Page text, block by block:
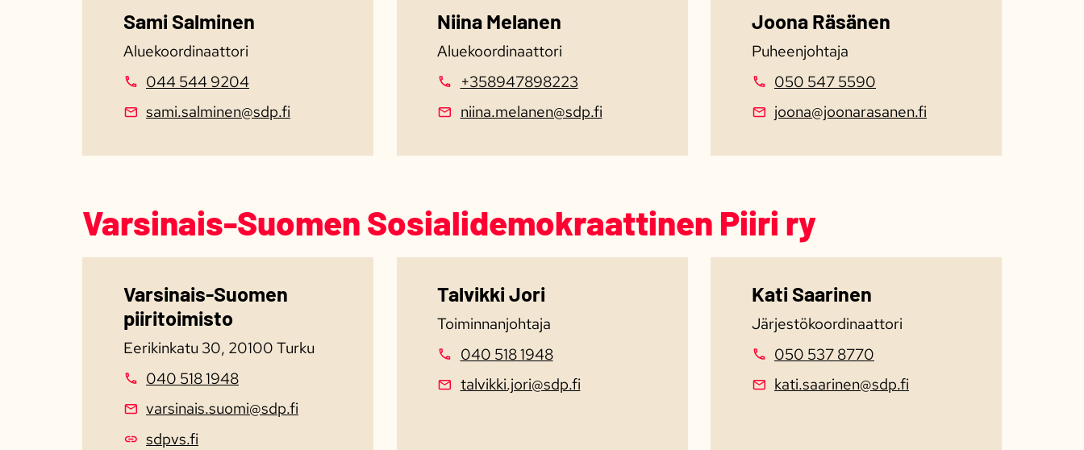
Sami Salminen
Aluekoordinaattori
044 544 9204
sami.salminen@sdp.fi
Niina Melanen
Aluekoordinaattori
+358947898223
niina.melanen@sdp.fi
Joona Räsänen
Puheenjohtaja
050 547 5590
joona@joonarasanen.fi
Varsinais-Suomen Sosialidemokraattinen Piiri ry
Varsinais-Suomen
piiritoimisto
Eerikinkatu 30, 20100 Turku
040 518 1948
varsinais.suomi@sdp.fi
sdpvs.fi
Talvikki Jori
Toiminnanjohtaja
040 518 1948
talvikki.jori@sdp.fi
Kati Saarinen
Järjestökoordinaattori
050 537 8770
kati.saarinen@sdp.fi